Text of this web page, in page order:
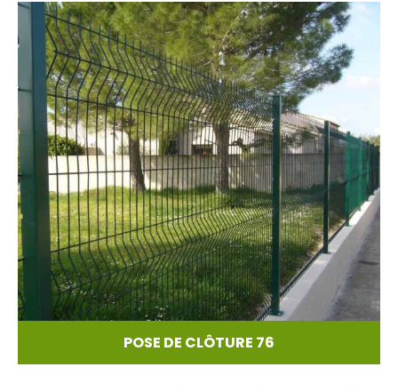
POSE DE CLÔTURE 76